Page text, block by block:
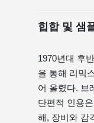
힙합 및 샘
1970년대 후
을 통해 리믹
어 올렸다. 브
단편적 인용
해, 장비와 감